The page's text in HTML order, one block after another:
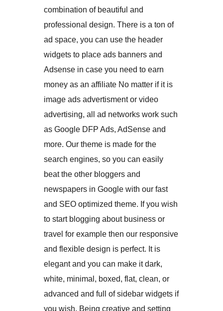
combination of beautiful and
professional design. There is a ton of
ad space, you can use the header
widgets to place ads banners and
Adsense in case you need to earn
money as an affiliate No matter if it is
image ads advertisment or video
advertising, all ad networks work such
as Google DFP Ads, AdSense and
more. Our theme is made for the
search engines, so you can easily
beat the other bloggers and
newspapers in Google with our fast
and SEO optimized theme. If you wish
to start blogging about business or
travel for example then our responsive
and flexible design is perfect. It is
elegant and you can make it dark,
white, minimal, boxed, flat, clean, or
advanced and full of sidebar widgets if
you wish. Being creative and setting